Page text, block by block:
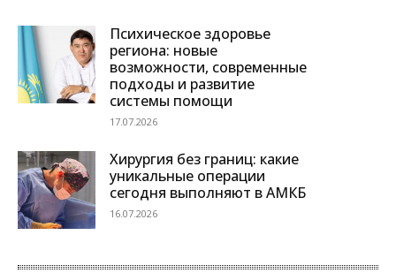
Психическое здоровье
региона: новые
возможности, современные
подходы и развитие
системы помощи
17.07.2026
Хирургия без границ: какие
уникальные операции
сегодня выполняют в АМКБ
16.07.2026